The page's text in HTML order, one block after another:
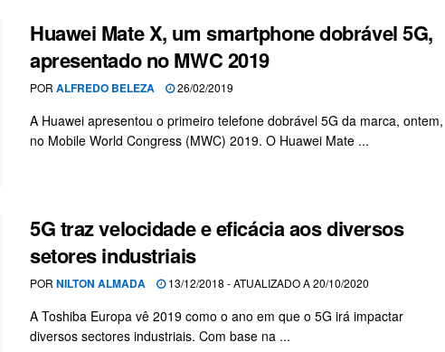
Huawei Mate X, um smartphone dobrável 5G,
apresentado no MWC 2019
POR ALFREDO BELEZA 26/02/2019
A Huawei apresentou o primeiro telefone dobrável 5G da marca, ontem,
no Mobile World Congress (MWC) 2019. O Huawei Mate ...
5G traz velocidade e eficácia aos diversos
setores industriais
POR NILTON ALMADA 13/12/2018 - ATUALIZADO A 20/10/2020
A Toshiba Europa vê 2019 como o ano em que o 5G irá impactar
diversos sectores industriais. Com base na ...